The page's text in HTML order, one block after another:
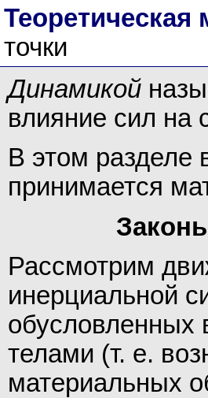
Теоретическая
точки
Динамикой
влияние сил на
В этом разделе
принимается
Рассмотрим
инерциальной
обусловленных
телами (т. е.
материальных